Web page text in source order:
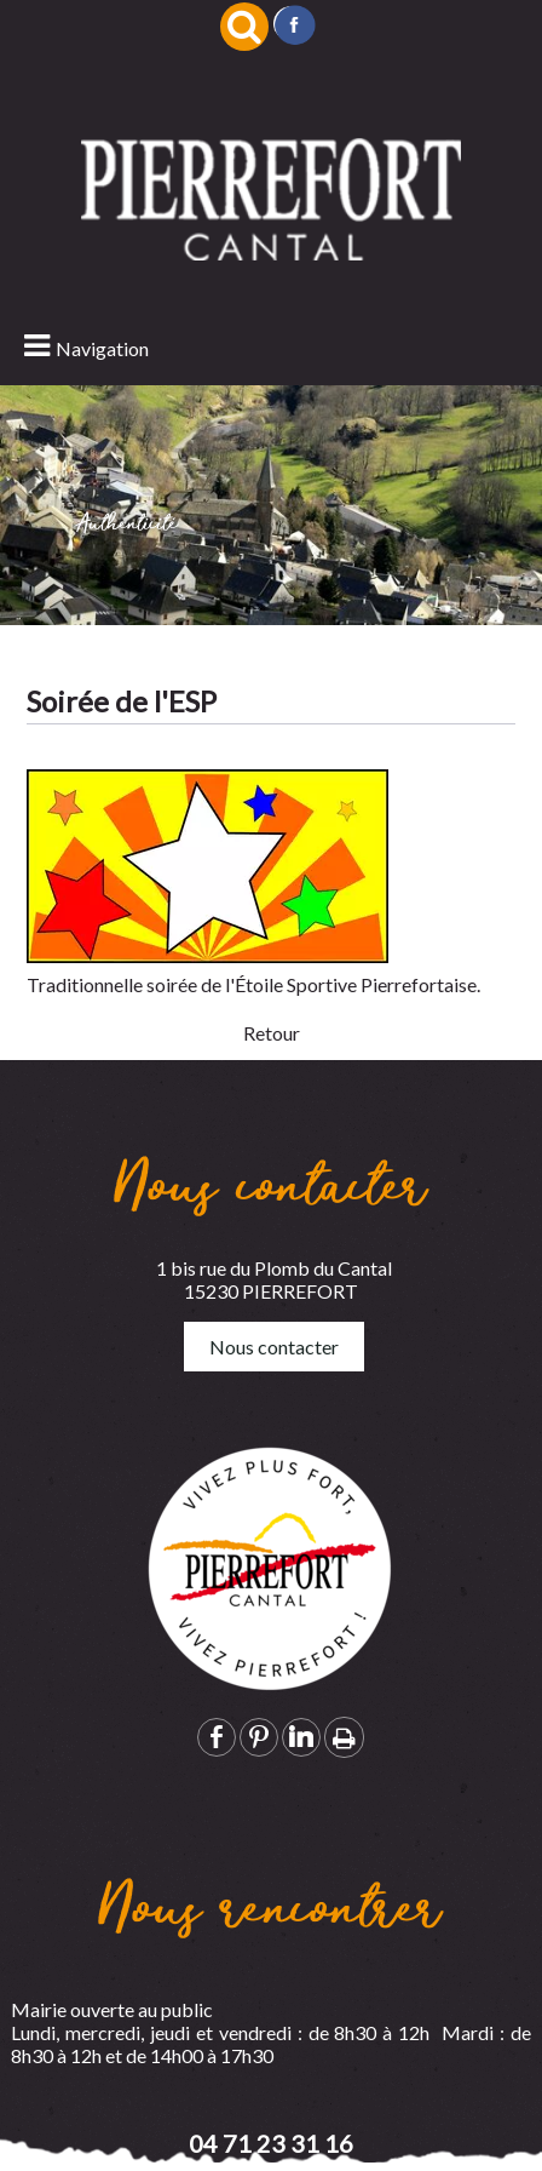
Navigation
Authenticité
Soirée de l'ESP
Traditionnelle soirée de l'Étoile Sportive Pierrefortaise.
Retour
Nous contacter
1 bis rue du Plomb du Cantal
15230 PIERREFORT
Nous contacter
Nous rencontrer
Mairie ouverte au public
Lundi, mercredi, jeudi et vendredi : de 8h30 à 12h Mardi : de
8h30 à 12h et de 14h00 à 17h30
04 71 23 31 16